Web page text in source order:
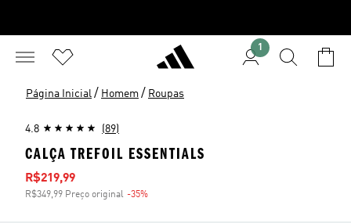
1
Página Inicial / Homem / Roupas
4.8 (89)
CALÇA TREFOIL ESSENTIALS
Preço com desconto
R$219,99
R$349,99 Preço original -35%